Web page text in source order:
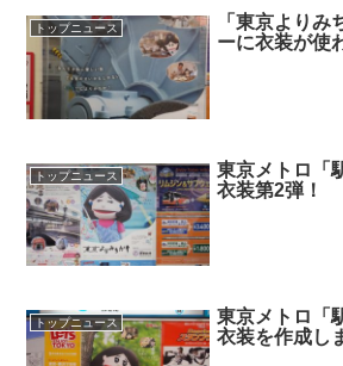
トップニュース
「東京よりみ
ーに衣装が使
トップニュース
東京メトロ「
衣装第2弾！
トップニュース
東京メトロ「
衣装を作成し